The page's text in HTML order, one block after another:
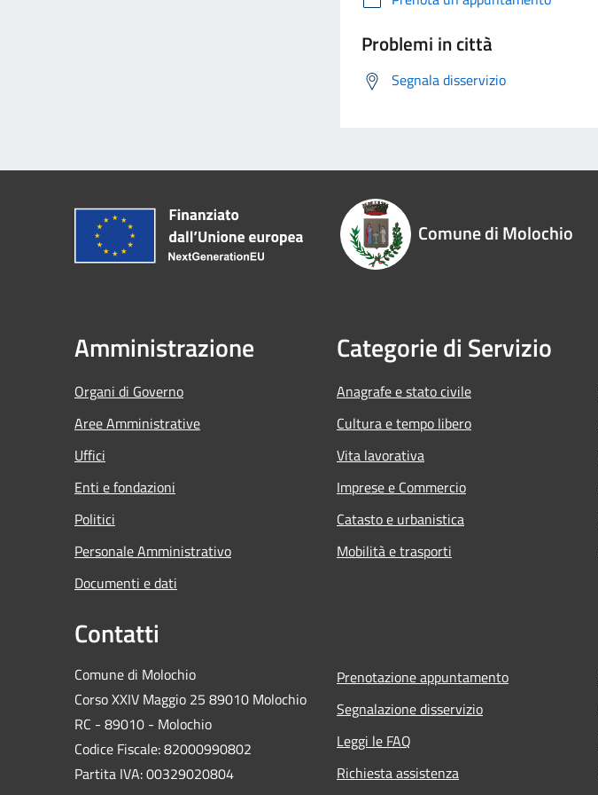
Problemi in città
Segnala disservizio
Comune di Molochio
Amministrazione
Organi di Governo
Aree Amministrative
Uffici
Enti e fondazioni
Politici
Personale Amministrativo
Documenti e dati
Categorie di Servizio
Anagrafe e stato civile
Cultura e tempo libero
Vita lavorativa
Imprese e Commercio
Catasto e urbanistica
Mobilità e trasporti
Contatti
Comune di Molochio
Corso XXIV Maggio 25 89010 Molochio
RC - 89010 - Molochio
Codice Fiscale: 82000990802
Partita IVA: 00329020804
Prenotazione appuntamento
Segnalazione disservizio
Leggi le FAQ
Richiesta assistenza